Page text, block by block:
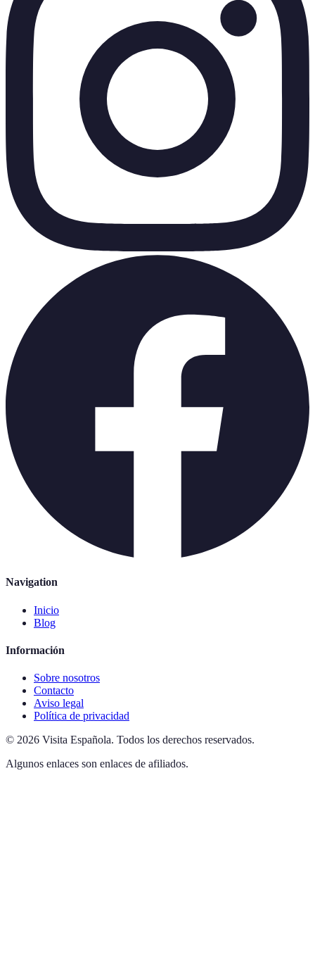
Navigation
Inicio
Blog
Información
Sobre nosotros
Contacto
Aviso legal
Política de privacidad
© 2026 Visita Española. Todos los derechos reservados.
Algunos enlaces son enlaces de afiliados.